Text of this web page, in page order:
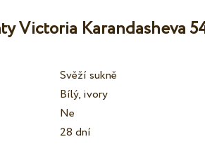
Victoria Karandasheva
Svěží sukně
Bílý, ivory
Ne
28 dní